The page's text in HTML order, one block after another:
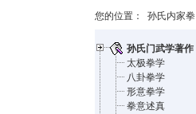
您的位置： 孙氏内家拳
孙氏门武学著作
太极拳学
八卦拳学
形意拳学
拳意述真